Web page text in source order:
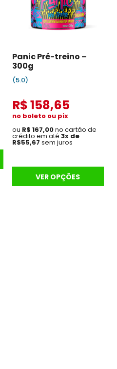
Panic Pré-treino –
300g
(5.0)
R$ 158,65
no boleto ou pix
ou R$ 167,00no cartão de
crédito em até3x de
R$55,67 sem juros
VER OPÇÕES